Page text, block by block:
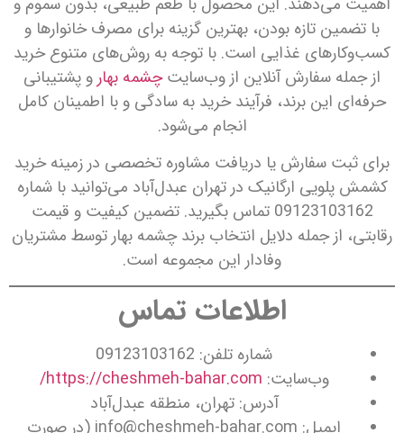
با تضمین تازه بودن، بهترین گزینه برای مصرف خانوارها و
کسب‌وکارهای غذایی است. با توجه به روش‌های متنوع خرید
از جمله سفارش آنلاین از وب‌سایتچشمه بهار و پشتیبانی
حرفه‌ای این برند، فرآیند خرید به سادگی و با اطمینان کامل
انجام می‌شود.
برای ثبت سفارش یا دریافت مشاوره تخصصی در زمینه خرید
کشمش پلویی ارگانیک در تهران عبدل‌آباد می‌توانید با شماره
09123103162 تماس بگیرید. تضمین کیفیت و قیمت
رقابتی، از جمله دلایل انتخاب برند چشمه بهار توسط مشتریان
وفادار این مجموعه است.
اطلاعات تماس
شماره تلفن: 09123103162
وب‌سایت: https://cheshmeh-bahar.com/
آدرس: تهران، منطقه عبدل‌آباد
ایمیل: info@cheshmeh-bahar.com (در صورت